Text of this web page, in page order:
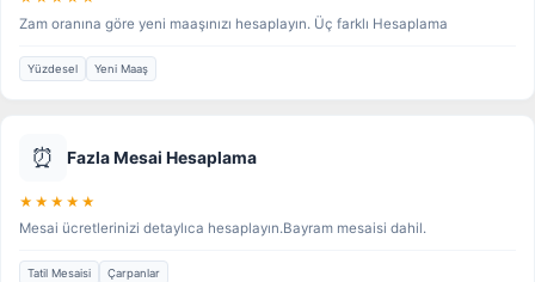
Zam oranına göre yeni maaşınızı hesaplayın. Üç farklı Hesaplama
Yüzdesel Yeni Maaş
⏰ Fazla Mesai Hesaplama
★★★★★
Mesai ücretlerinizi detaylıca hesaplayın.Bayram mesaisi dahil.
Tatil Mesaisi Çarpanlar